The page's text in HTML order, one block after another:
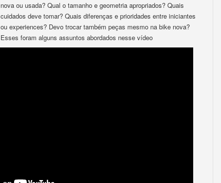
nova ou usada? Qual o tamanho e geometria apropriados? Quais
cuidados deve tomar? Quais diferenças e prioridades entre iniciantes
ou experiences? Devo trocar também peças mesmo na bike nova?
Esses foram alguns assuntos abordados nesse vídeo